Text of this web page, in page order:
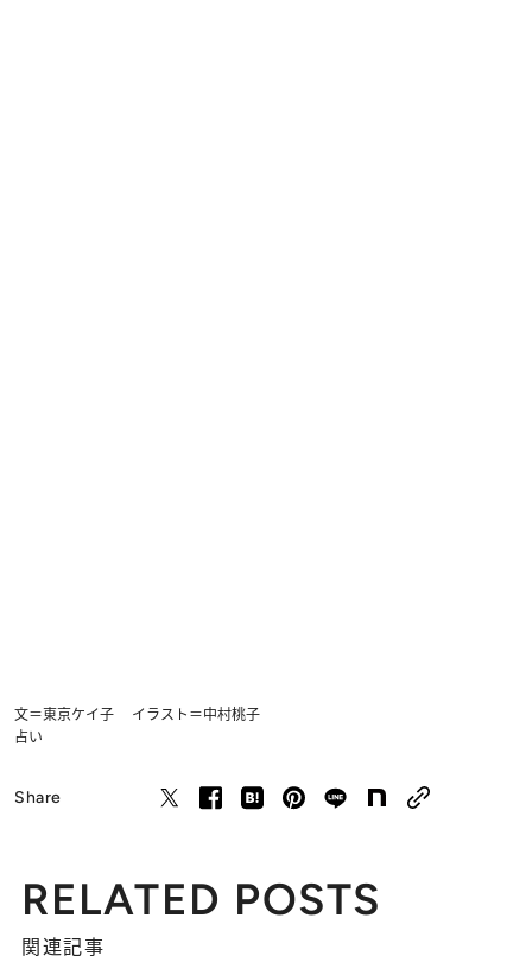
文＝東京ケイ子 イラスト＝中村桃子
占い
Share
RELATED POSTS
関連記事